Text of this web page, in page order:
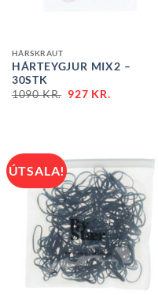
HÁRSKRAUT
HÁRTEYGJUR MIX2 –
30STK
1090KR. 927 KR.
ÚTSALA!